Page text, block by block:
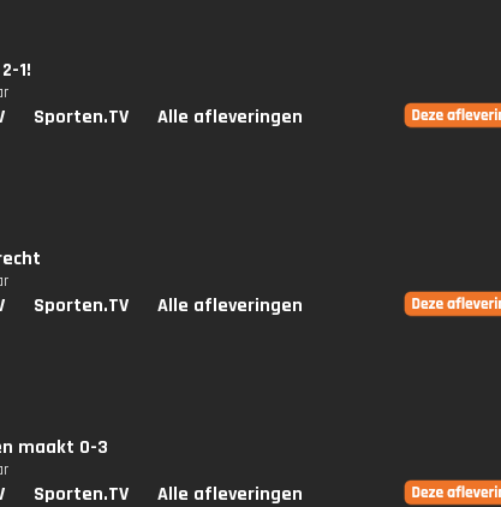
1!
Sporten.TV Alle afleveringen
Sporten.TV Alle afleveringen
maakt 0-3
Sporten.TV Alle afleveringen